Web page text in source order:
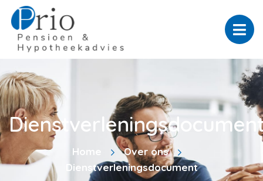
Home
Over ons
Dienstverleningsdocument